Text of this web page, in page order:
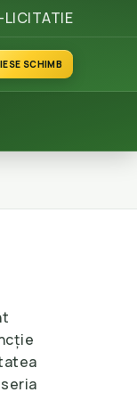
LICITATIE
SCHIMB